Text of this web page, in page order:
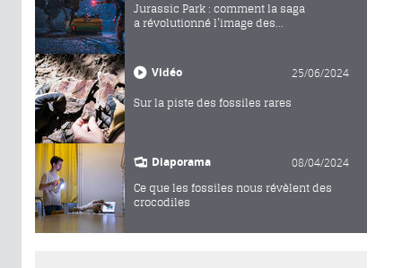
Jurassic Park : comment la saga
a révolutionné l’image des...
Vidéo 25/06/2024
Sur la piste des fossiles rares
Diaporama 08/04/2024
Ce que les fossiles nous révèlent des
crocodiles